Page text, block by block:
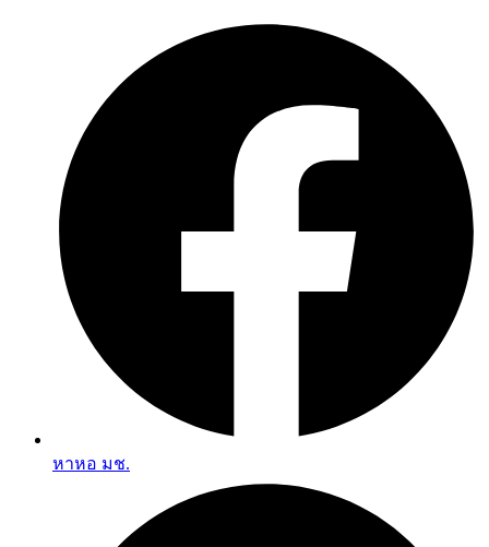
หาหอ มช.